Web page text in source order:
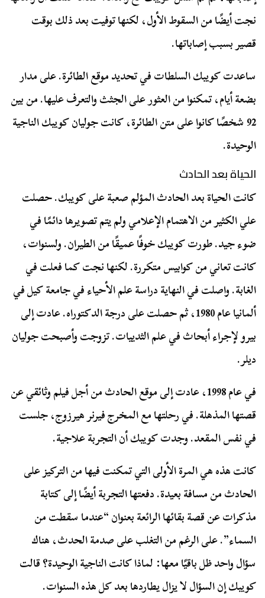
نجت أيضًا من السقوط الأول، لكنها توفيت بعد ذلك بوقت
قصير بسبب إصاباتها.
ساعدت كويبك السلطات في تحديد موقع الطائرة. على مدار
بضعة أيام، تمكنوا من العثور على الجثث والتعرف عليها. من بين
92 شخصًا كانوا على متن الطائرة، كانت جوليان كويبك الناجية
الوحيدة.
الحياة بعد الحادث
كانت الحياة بعد الحادث المؤلم صعبة على كويبك. حصلت
علي الكثير من الاهتمام الإعلامي ولم يتم تصويرها دائمًا في
ضوء جيد. طورت كويبك خوفًا عميقًا من الطيران. ولسنوات،
كانت تعاني من كوابيس متكررة. لكنها نجت كما فعلت في
الغابة. واصلت في النهاية دراسة علم الأحياء في جامعة كيل في
ألمانيا عام 1980، ثم حصلت على درجة الدكتوراه. عادت إلى
بيرو لإجراء أبحاث في علم الثدييات. تزوجت وأصبحت جوليان
ديلر.
في عام 1998، عادت إلى موقع الحادث من أجل فيلم وثائقي عن
قصتها المذهلة. في رحلتها مع المخرج فيرنر هيرزوج، جلست
في نفس المقعد. وجدت كويبك أن التجربة علاجية.
كانت هذه هي المرة الأولى التي تمكنت فيها من التركيز على
الحادث من مسافة بعيدة. دفعتها التجربة أيضًا إلى كتابة
مذكرات عن قصة بقائها الرائعة بعنوان “عندما سقطت من
السماء”. على الرغم من التغلب على صدمة الحدث، هناك
سؤال واحد ظل باقيًا معها: لماذا كانت الناجية الوحيدة؟ قالت
كويبك إن السؤال لا يزال يطاردها بعد كل هذه السنوات.